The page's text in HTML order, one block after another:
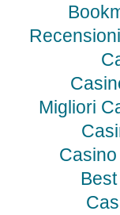
Migliori